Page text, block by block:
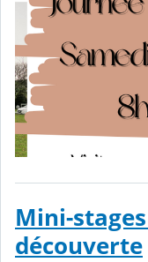
Mini-
découverte